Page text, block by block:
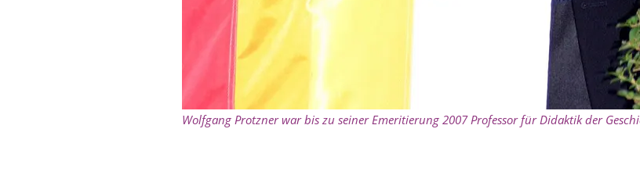
Wolfgang Protzner war bis zu seiner Emeritierung 2007 Professor für Didaktik der